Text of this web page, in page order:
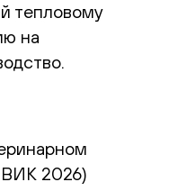
тепловому
на
2026)